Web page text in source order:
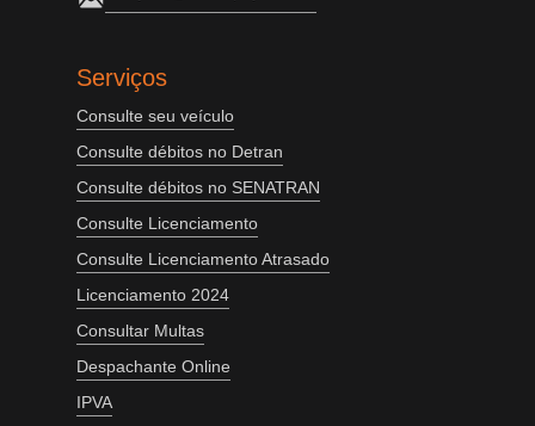
Serviços
Consulte seu veículo
Consulte débitos no Detran
Consulte débitos no SENATRAN
Consulte Licenciamento
Consulte Licenciamento Atrasado
Licenciamento 2024
Consultar Multas
Despachante Online
IPVA